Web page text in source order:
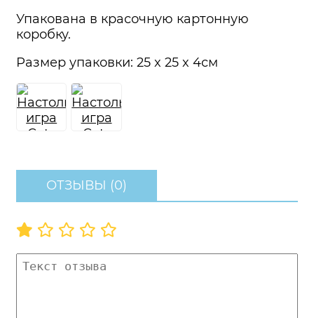
Упакована в красочную картонную
коробку.
Размер упаковки: 25 x 25 x 4см
ОТЗЫВЫ (0)